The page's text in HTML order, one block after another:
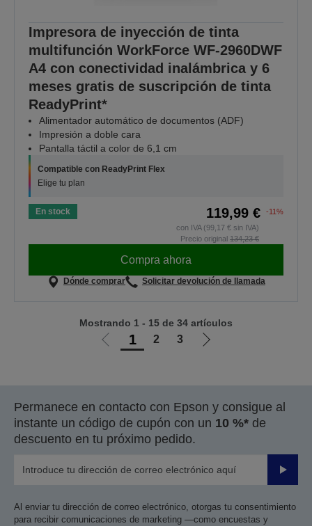
Impresora de inyección de tinta
multifunción WorkForce WF-2960DWF
A4 con conectividad inalámbrica y 6
meses gratis de suscripción de tinta
ReadyPrint*
Alimentador automático de documentos (ADF)
Impresión a doble cara
Pantalla táctil a color de 6,1 cm
Compatible con ReadyPrint Flex
Elige tu plan
En stock 119,99 €
-11%
con IVA (99,17 € sin IVA)
Precio original 134,23 €
Compra ahora
Dónde comprar Solicitar devolución de llamada
Ir
anterior
1 2 3
Ir
siguiente
Mostrando 1 - 15 de 34 artículos
Permanece en contacto con Epson y consigue al
instante un código de cupón con un 10 %* de
descuento en tu próximo pedido.
Enviar
Al enviar tu dirección de correo electrónico, otorgas tu consentimiento
para recibir comunicaciones de marketing —como encuestas y